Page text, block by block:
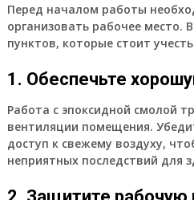
Перед началом работы
организовать рабочее место.
пунктов, которые стоит
1. Обеспечьте
Работа с эпоксидной смолой
вентиляции помещения.
доступ к свежему воздуху,
неприятных последствий для